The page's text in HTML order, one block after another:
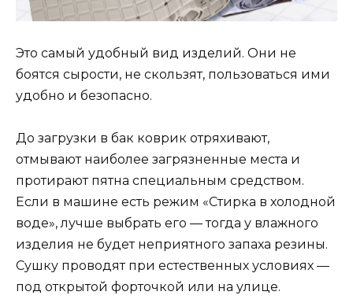
Это самый удобный вид изделий. Они не
боятся сырости, не скользят, пользоваться ими
удобно и безопасно.
До загрузки в бак коврик отряхивают,
отмывают наиболее загрязненные места и
протирают пятна специальным средством.
Если в машине есть режим «Стирка в холодной
воде», лучше выбрать его — тогда у влажного
изделия не будет неприятного запаха резины.
Сушку проводят при естественных условиях —
под открытой форточкой или на улице.